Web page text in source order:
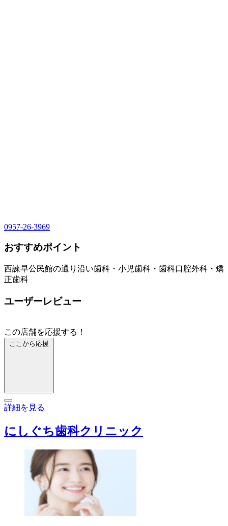
0957-26-3969
おすすめポイント
西諫早公民館の通り沿い歯科・小児歯科・歯科口腔外科・矯
正歯科
ユーザーレビュー
この店舗を応援する！
ここから応援
詳細を見る
にしぐち歯科クリニック